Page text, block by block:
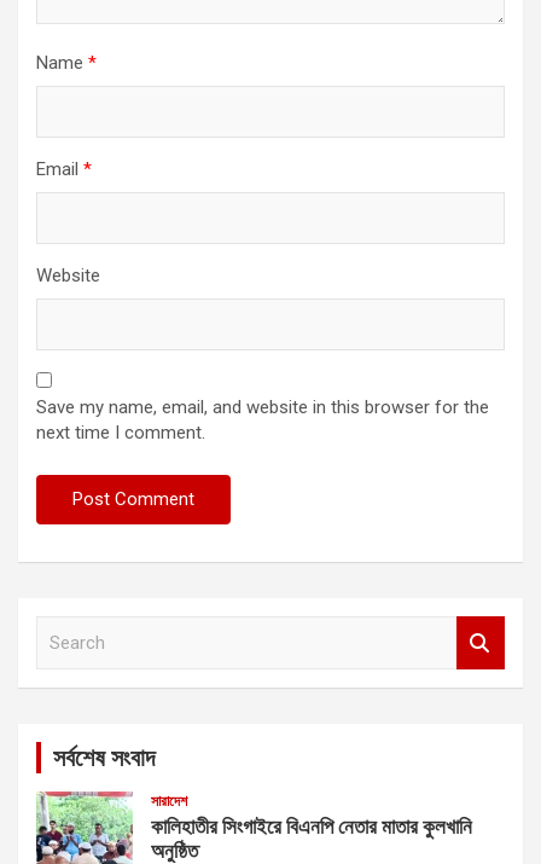
Name *
Email *
Website
Save my name, email, and website in this browser for the
next time I comment.
সর্বশেষ সংবাদ
সারাদেশ
কালিহাতীর সিংগাইরে বিএনপি নেতার মাতার কুলখানি
অনুষ্ঠিত